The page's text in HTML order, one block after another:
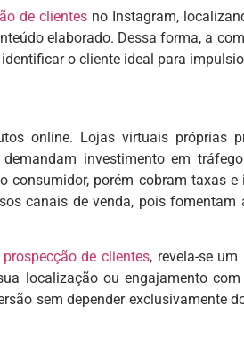
de clientesno Instagram,
elaborado. Dessa forma, a
o cliente ideal para
online. Lojas virtuais próprias
investimento em
porém cobram taxas
canais de venda, pois
de clientes, revela-se
localização ou engajamento
sem depender exclusivamente